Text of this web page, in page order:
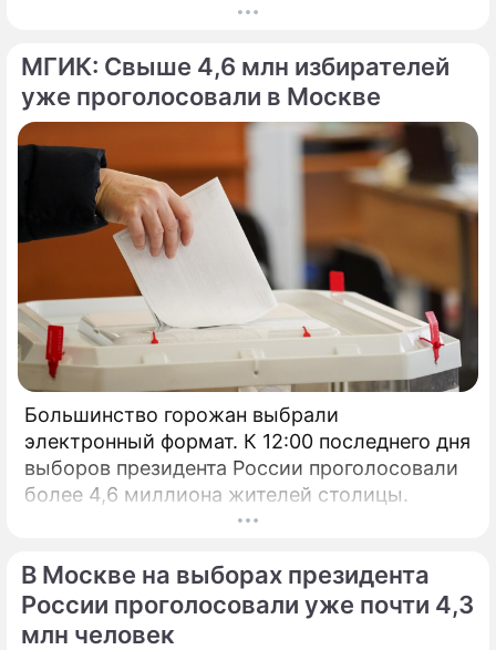
МГИК: Свыше 4,6 млн избирателей
уже проголосовали в Москве
Большинство горожан выбрали
электронный формат. К 12:00 последнего дня
выборов президента России проголосовали
более 4,6 миллиона жителей столицы.
В Москве на выборах президента
России проголосовали уже почти 4,3
млн человек